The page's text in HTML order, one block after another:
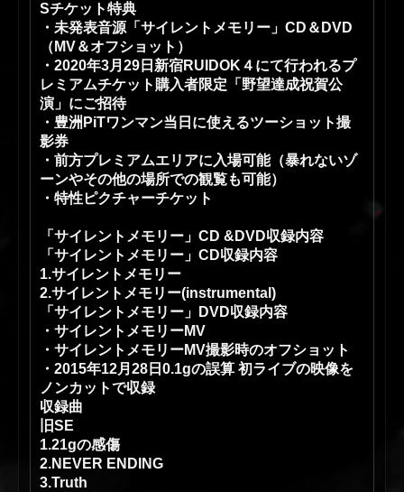
Sチケット特典
・未発表音源「サイレントメモリー」CD＆DVD
（MV＆オフショット）
・2020年3月29日新宿RUIDOK４にて行われるプ
レミアムチケット購入者限定「野望達成祝賀公
演」にご招待
・豊洲PiTワンマン当日に使えるツーショット撮
影券
・前方プレミアムエリアに入場可能（暴れないゾ
ーンやその他の場所での観覧も可能）
・特性ピクチャーチケット
「サイレントメモリー」CD &DVD収録内容
「サイレントメモリー」CD収録内容
1.サイレントメモリー
2.サイレントメモリー(instrumental)
「サイレントメモリー」DVD収録内容
・サイレントメモリーMV
・サイレントメモリーMV撮影時のオフショット
・2015年12月28日0.1gの誤算 初ライブの映像を
ノンカットで収録
収録曲
旧SE
1.21gの感傷
2.NEVER ENDING
3.Truth